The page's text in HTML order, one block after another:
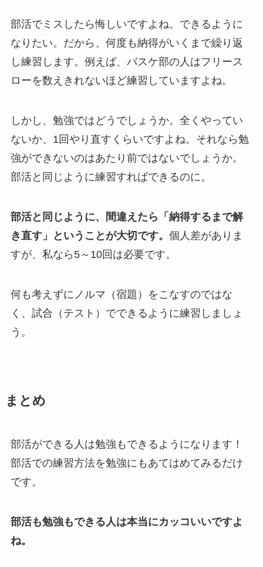
部活でミスしたら悔しいですよね。できるように
なりたい。だから、何度も納得がいくまで繰り返
し練習します。例えば、バスケ部の人はフリース
ローを数えきれないほど練習していますよね。
しかし、勉強ではどうでしょうか。全くやってい
ないか、1回やり直すくらいですよね。それなら勉
強ができないのはあたり前ではないでしょうか。
部活と同じように練習すればできるのに。
部活と同じように、間違えたら「納得するまで解
き直す」ということが大切です。 個人差がありま
すが、私なら5～10回は必要です。
何も考えずにノルマ（宿題）をこなすのではな
く、試合（テスト）でできるように練習しましょ
う。
まとめ
部活ができる人は勉強もできるようになります！
部活での練習方法を勉強にもあてはめてみるだけ
です。
部活も勉強もできる人は本当にカッコいいですよ
ね。